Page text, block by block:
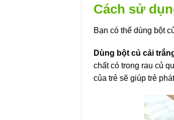
Cách sử
Bạn có thể dùng bột
Dùng bột củ cải
chất có trong rau củ
của trẻ sẽ giúp trẻ